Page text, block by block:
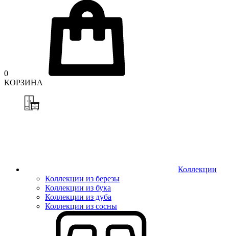
0
КОРЗИНА
Коллекции
Коллекции из березы
Коллекции из бука
Коллекции из дуба
Коллекции из сосны